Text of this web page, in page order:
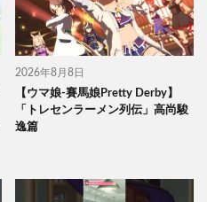
2026年8月8日
【ウマ娘-賽馬娘Pretty Derby】
「トレセンラーメン列伝」高尚駿
逸篇